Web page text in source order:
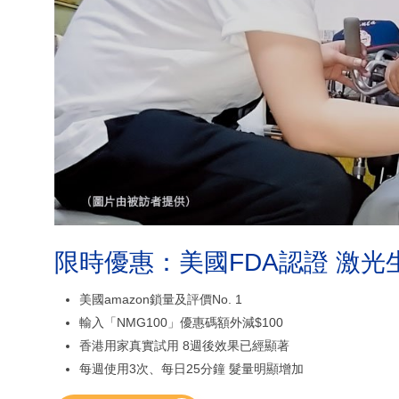
限時優惠：美國FDA認證 激光
美國amazon鎖量及評價No. 1
輸入「NMG100」優惠碼額外減$100
香港用家真實試用 8週後效果已經顯著
每週使用3次、每日25分鐘 髮量明顯增加